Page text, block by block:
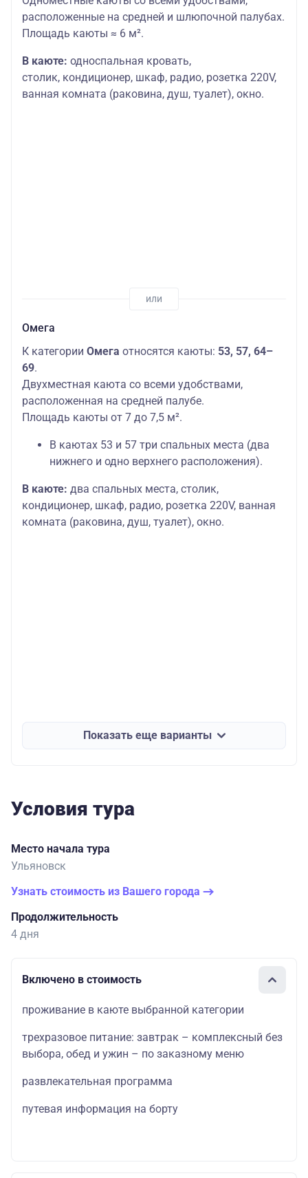
расположенные на средней и шлюпочной палубах.
Площадь каюты ≈ 6 м².
В каюте: односпальная кровать,
столик, кондиционер, шкаф, радио, розетка 220V,
ванная комната (раковина, душ, туалет), окно.
Омега
К категории Омега относятся каюты: 53, 57, 64–
69.
Двухместная каюта со всеми удобствами,
расположенная на средней палубе.
Площадь каюты от 7 до 7,5 м².
В каютах 53 и 57 три спальных места (два
нижнего и одно верхнего расположения).
В каюте: два спальных места, столик,
кондиционер, шкаф, радио, розетка 220V, ванная
комната (раковина, душ, туалет), окно.
Показать еще варианты
Условия тура
Место начала тура
Ульяновск
Узнать стоимость из Вашего города
Продолжительность
4 дня
Включено в стоимость
проживание в каюте выбранной категории
трехразовое питание: завтрак – комплексный без
выбора, обед и ужин – по заказному меню
развлекательная программа
путевая информация на борту